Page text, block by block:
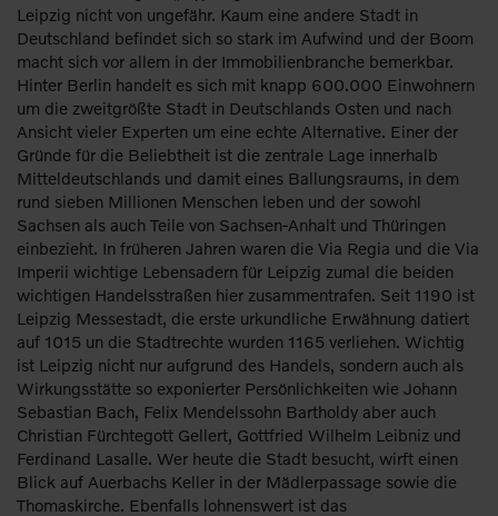
Leipzig nicht von ungefähr. Kaum eine andere Stadt in
Deutschland befindet sich so stark im Aufwind und der Boom
macht sich vor allem in der Immobilienbranche bemerkbar.
Hinter Berlin handelt es sich mit knapp 600.000 Einwohnern
um die zweitgrößte Stadt in Deutschlands Osten und nach
Ansicht vieler Experten um eine echte Alternative. Einer der
Gründe für die Beliebtheit ist die zentrale Lage innerhalb
Mitteldeutschlands und damit eines Ballungsraums, in dem
rund sieben Millionen Menschen leben und der sowohl
Sachsen als auch Teile von Sachsen-Anhalt und Thüringen
einbezieht. In früheren Jahren waren die Via Regia und die Via
Imperii wichtige Lebensadern für Leipzig zumal die beiden
wichtigen Handelsstraßen hier zusammentrafen. Seit 1190 ist
Leipzig Messestadt, die erste urkundliche Erwähnung datiert
auf 1015 un die Stadtrechte wurden 1165 verliehen. Wichtig
ist Leipzig nicht nur aufgrund des Handels, sondern auch als
Wirkungsstätte so exponierter Persönlichkeiten wie Johann
Sebastian Bach, Felix Mendelssohn Bartholdy aber auch
Christian Fürchtegott Gellert, Gottfried Wilhelm Leibniz und
Ferdinand Lasalle. Wer heute die Stadt besucht, wirft einen
Blick auf Auerbachs Keller in der Mädlerpassage sowie die
Thomaskirche. Ebenfalls lohnenswert ist das